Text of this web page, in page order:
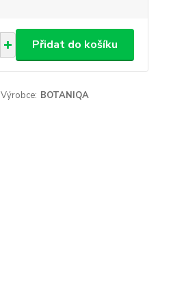
Přidat do košíku
Výrobce: BOTANIQA